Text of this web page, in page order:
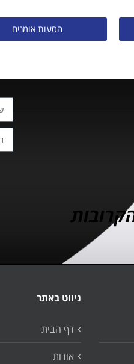
הסעות אומנים
ניווט באתר
דף הבית
אודות